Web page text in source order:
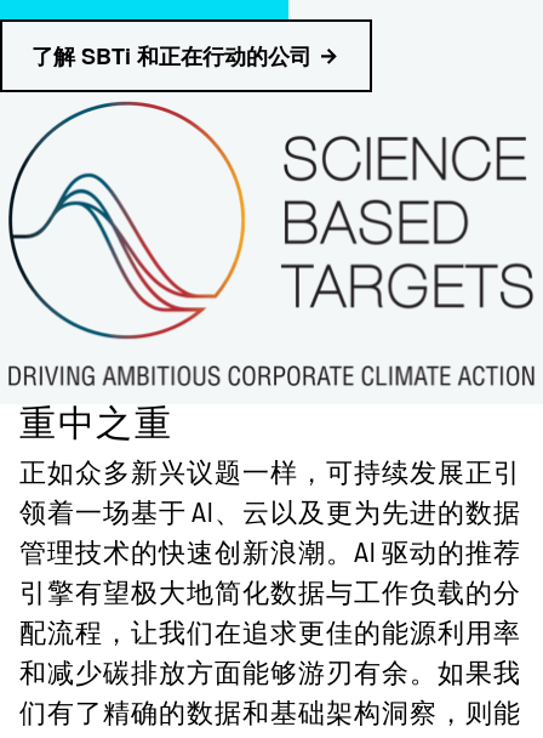
了解 SBTi 和正在行动的公司
重中之重
正如众多新兴议题一样，可持续发展正引
领着一场基于 AI、云以及更为先进的数据
管理技术的快速创新浪潮。AI 驱动的推荐
引擎有望极大地简化数据与工作负载的分
配流程，让我们在追求更佳的能源利用率
和减少碳排放方面能够游刃有余。如果我
们有了精确的数据和基础架构洞察，则能